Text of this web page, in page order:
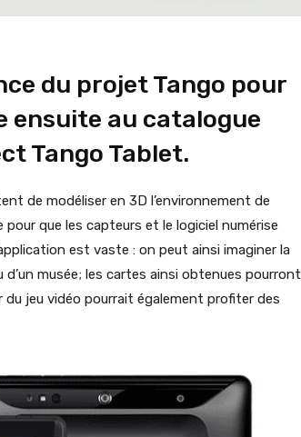
du projet Tango pour
ensuite au catalogue
Tango Tablet.
de modéliser en 3D l’environnement de
pour que les capteurs et le logiciel numérise
est vaste : on peut ainsi imaginer la
d’un musée; les cartes ainsi obtenues pourront
jeu vidéo pourrait également profiter des